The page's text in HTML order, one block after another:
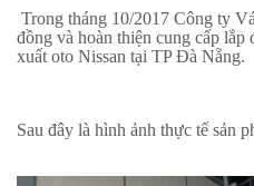
Trong tháng 10/2017 Công ty
đồng và hoàn thiện cung cấp lắp
xuất oto Nissan tại TP Đà Nẵng.
Sau đây là hình ảnh thực tế sản